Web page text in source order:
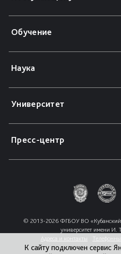
Обучение
Наука
Университет
Пресс-центр
© 2013-2026 ФГБОУ ВО «Кубанский
университет имени И.
Адреса и контакты
К сайту подключен сервис